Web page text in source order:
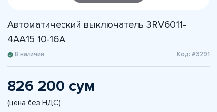
Автоматический выключатель 3RV6011-
4AA15 10-16A
В наличии Код: #3291
826 200 сум
(цена без НДС)